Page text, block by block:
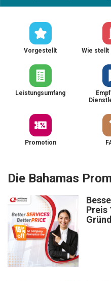
Vorgestellt Wie stellt
Leistungsumfang
Promotion
Die Bahamas
Preis